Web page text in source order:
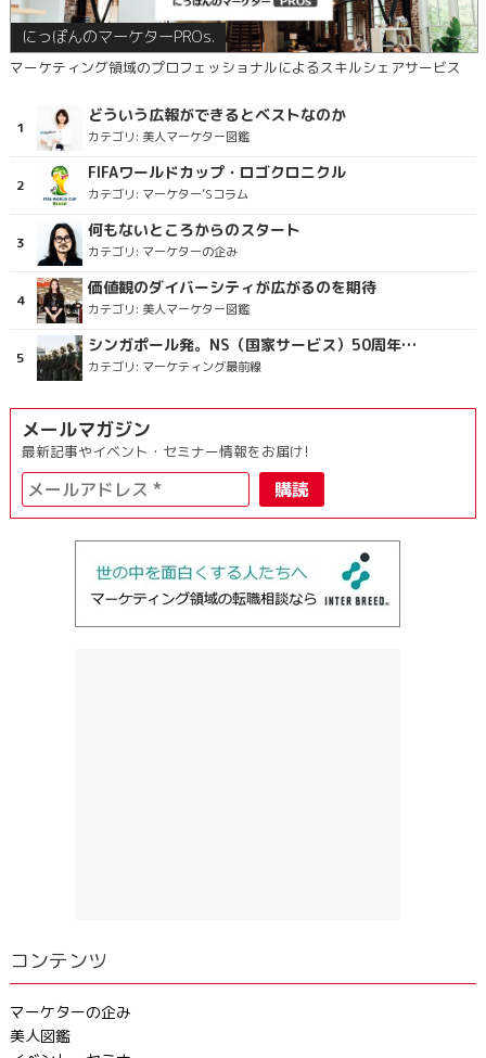
にっぽんのマーケターPROs.
マーケティング領域のプロフェッショナルによるスキルシェアサービス
どういう広報ができるとベストなのか
カテゴリ: 美人マーケター図鑑
FIFAワールドカップ・ロゴクロニクル
カテゴリ: マーケター’Sコラム
何もないところからのスタート
カテゴリ: マーケターの企み
価値観のダイバーシティが広がるのを期待
カテゴリ: 美人マーケター図鑑
シンガポール発。NS（国家サービス）50周年を祝うラッピングバス＆マクドナルドの限定新商品
カテゴリ: マーケティング最前線
メールマガジン
最新記事やイベント・セミナー情報をお届け!
コンテンツ
マーケターの企み
美人図鑑